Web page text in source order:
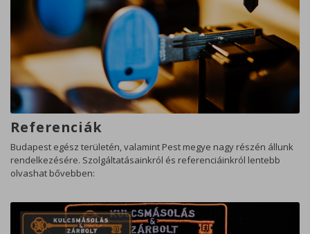
Referenciák
Budapest egész területén, valamint Pest megye nagy részén állunk
rendelkezésére. Szolgáltatásainkról és referenciáinkról lentebb
olvashat bővebben: